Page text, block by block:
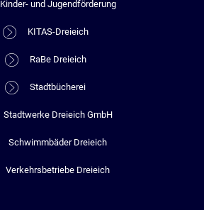
Kinder- und Jugendförderung
KITAS-Dreieich
RaBe Dreieich
Stadtbücherei
Stadtwerke Dreieich GmbH
Schwimmbäder Dreieich
Verkehrsbetriebe Dreieich